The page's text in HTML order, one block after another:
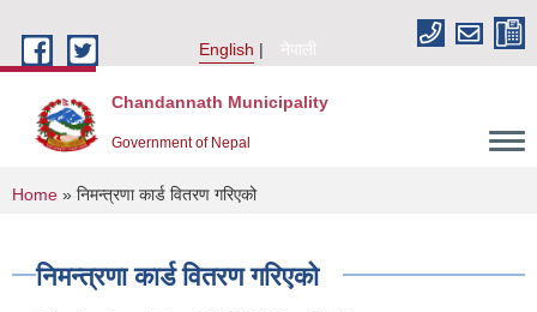
English
नेपाली
Chandannath Municipality
Government of Nepal
You are here
Home » निमन्त्रणा कार्ड वितरण गरिएको
निमन्त्रणा कार्ड वितरण गरिएको